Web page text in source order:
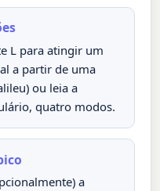
L para atingir um
a partir de uma
ou leia a
quatro modos.
a